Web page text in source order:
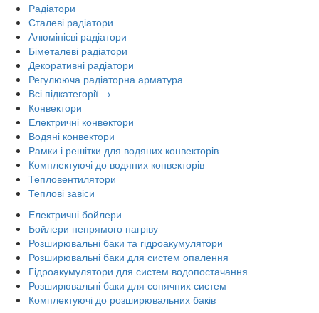
Радіатори
Сталеві радіатори
Алюмінієві радіатори
Біметалеві радіатори
Декоративні радіатори
Регулююча радіаторна арматура
Всі підкатегорії →
Конвектори
Електричні конвектори
Водяні конвектори
Рамки і решітки для водяних конвекторів
Комплектуючі до водяних конвекторів
Тепловентилятори
Теплові завіси
Електричні бойлери
Бойлери непрямого нагріву
Розширювальні баки та гідроакумулятори
Розширювальні баки для систем опалення
Гідроакумулятори для систем водопостачання
Розширювальні баки для сонячних систем
Комплектуючі до розширювальних баків